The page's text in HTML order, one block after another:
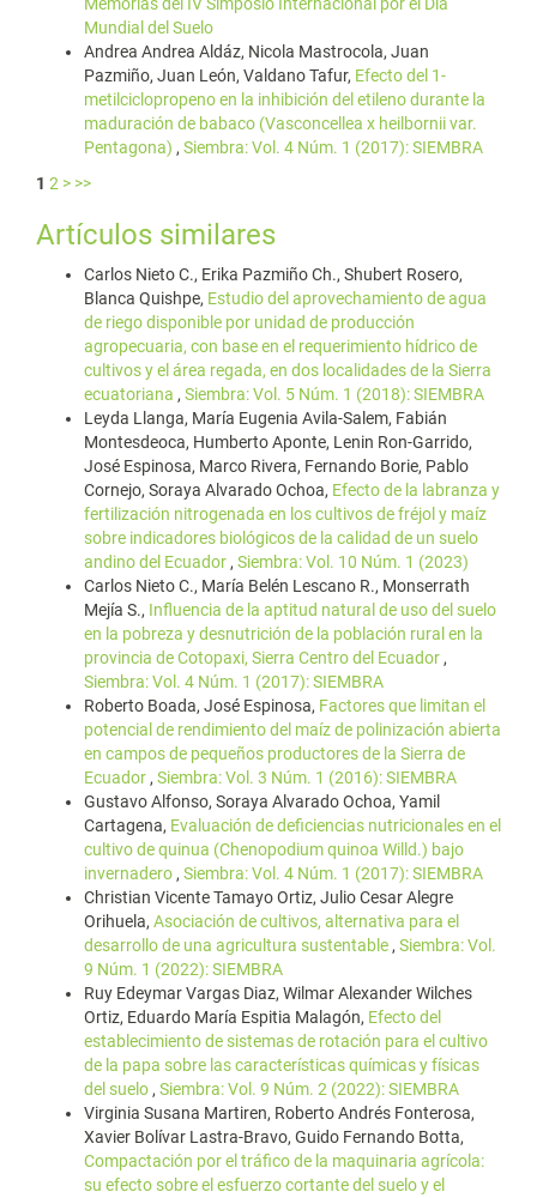
Mundial del Suelo
Andrea Andrea Aldáz, Nicola Mastrocola, Juan
Pazmiño, Juan León, Valdano Tafur, Efecto del 1-
metilciclopropeno en la inhibición del etileno durante la
maduración de babaco (Vasconcellea x heilbornii var.
Pentagona) , Siembra: Vol. 4 Núm. 1 (2017): SIEMBRA
1 2 > >>
Artículos similares
Carlos Nieto C., Erika Pazmiño Ch., Shubert Rosero,
Blanca Quishpe, Estudio del aprovechamiento de agua
de riego disponible por unidad de producción
agropecuaria, con base en el requerimiento hídrico de
cultivos y el área regada, en dos localidades de la Sierra
ecuatoriana , Siembra: Vol. 5 Núm. 1 (2018): SIEMBRA
Leyda Llanga, María Eugenia Avila-Salem, Fabián
Montesdeoca, Humberto Aponte, Lenin Ron-Garrido,
José Espinosa, Marco Rivera, Fernando Borie, Pablo
Cornejo, Soraya Alvarado Ochoa, Efecto de la labranza y
fertilización nitrogenada en los cultivos de fréjol y maíz
sobre indicadores biológicos de la calidad de un suelo
andino del Ecuador , Siembra: Vol. 10 Núm. 1 (2023)
Carlos Nieto C., María Belén Lescano R., Monserrath
Mejía S., Influencia de la aptitud natural de uso del suelo
en la pobreza y desnutrición de la población rural en la
provincia de Cotopaxi, Sierra Centro del Ecuador ,
Siembra: Vol. 4 Núm. 1 (2017): SIEMBRA
Roberto Boada, José Espinosa, Factores que limitan el
potencial de rendimiento del maíz de polinización abierta
en campos de pequeños productores de la Sierra de
Ecuador , Siembra: Vol. 3 Núm. 1 (2016): SIEMBRA
Gustavo Alfonso, Soraya Alvarado Ochoa, Yamil
Cartagena, Evaluación de deficiencias nutricionales en el
cultivo de quinua (Chenopodium quinoa Willd.) bajo
invernadero , Siembra: Vol. 4 Núm. 1 (2017): SIEMBRA
Christian Vicente Tamayo Ortiz, Julio Cesar Alegre
Orihuela, Asociación de cultivos, alternativa para el
desarrollo de una agricultura sustentable , Siembra: Vol.
9 Núm. 1 (2022): SIEMBRA
Ruy Edeymar Vargas Diaz, Wilmar Alexander Wilches
Ortiz, Eduardo María Espitia Malagón, Efecto del
establecimiento de sistemas de rotación para el cultivo
de la papa sobre las características químicas y físicas
del suelo , Siembra: Vol. 9 Núm. 2 (2022): SIEMBRA
Virginia Susana Martiren, Roberto Andrés Fonterosa,
Xavier Bolívar Lastra-Bravo, Guido Fernando Botta,
Compactación por el tráfico de la maquinaria agrícola:
su efecto sobre el esfuerzo cortante del suelo y el